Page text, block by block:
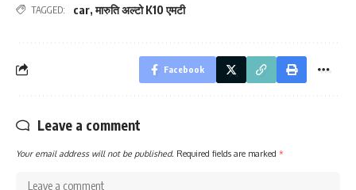
TAGGED: car,मारुति अल्टो K10 एमटी
Facebook
Leave a comment
Your email address will not be published. Required fields are marked *